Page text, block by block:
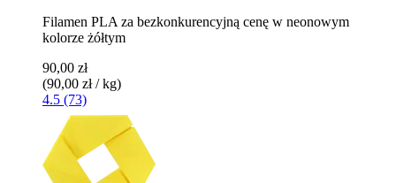
Filamen PLA za bezkonkurencyjną cenę w neonowym
kolorze żółtym
90,00 zł
(90,00 zł / kg)
4.5 (73)